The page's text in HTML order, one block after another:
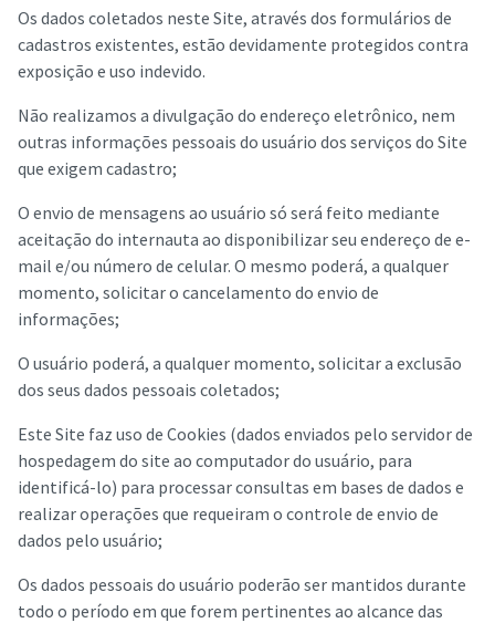
Os dados coletados neste Site, através dos formulários de
cadastros existentes, estão devidamente protegidos contra
exposição e uso indevido.
Não realizamos a divulgação do endereço eletrônico, nem
outras informações pessoais do usuário dos serviços do Site
que exigem cadastro;
O envio de mensagens ao usuário só será feito mediante
aceitação do internauta ao disponibilizar seu endereço de e-
mail e/ou número de celular. O mesmo poderá, a qualquer
momento, solicitar o cancelamento do envio de
informações;
O usuário poderá, a qualquer momento, solicitar a exclusão
dos seus dados pessoais coletados;
Este Site faz uso de Cookies (dados enviados pelo servidor de
hospedagem do site ao computador do usuário, para
identificá-lo) para processar consultas em bases de dados e
realizar operações que requeiram o controle de envio de
dados pelo usuário;
Os dados pessoais do usuário poderão ser mantidos durante
todo o período em que forem pertinentes ao alcance das